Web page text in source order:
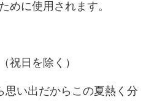
めに使用されます。
祝日を除く）
思い出だからこの夏熱く分